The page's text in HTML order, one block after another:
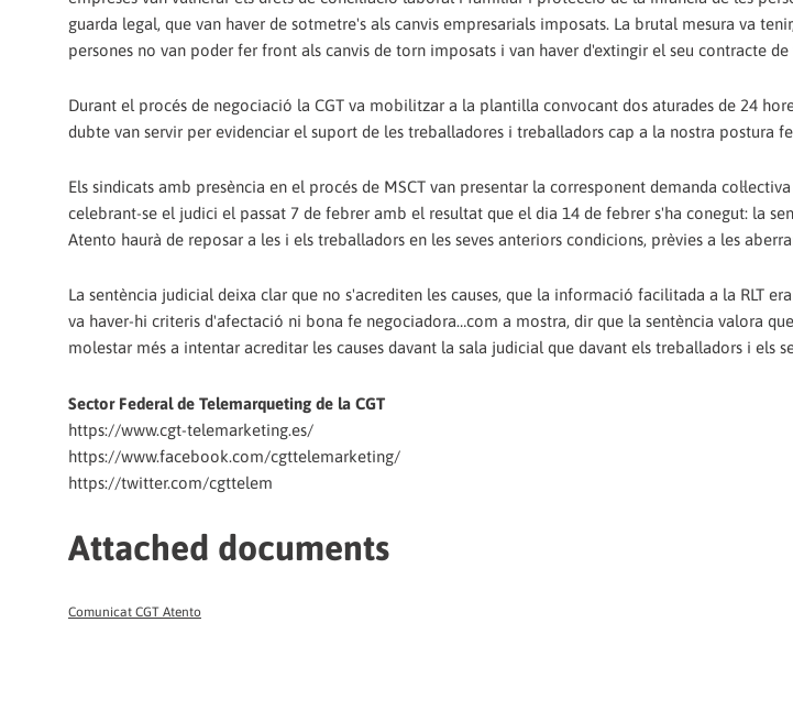
guarda legal, que van haver de sotmetre's als canvis empresarials imposats. La brutal mesura va
persones no van poder fer front als canvis de torn imposats i van haver d'extingir el seu contracte
Durant el procés de negociació la CGT va mobilitzar a la plantilla convocant dos aturades de 24
dubte van servir per evidenciar el suport de les treballadores i treballadors cap a la nostra postura
Els sindicats amb presència en el procés de MSCT van presentar la corresponent demanda
celebrant-se el judici el passat 7 de febrer amb el resultat que el dia 14 de febrer s'ha conegut: la
Atento haurà de reposar a les i els treballadors en les seves anteriors condicions, prèvies a les
La sentència judicial deixa clar que no s'acrediten les causes, que la informació facilitada a la RLT
va haver-hi criteris d'afectació ni bona fe negociadora…com a mostra, dir que la sentència valora
molestar més a intentar acreditar les causes davant la sala judicial que davant els treballadors i els
Sector Federal de Telemarqueting de la CGT
https://www.cgt-telemarketing.es/
https://www.facebook.com/cgttelemarketing/
https://twitter.com/cgttelem
Attached documents
Comunicat CGT Atento